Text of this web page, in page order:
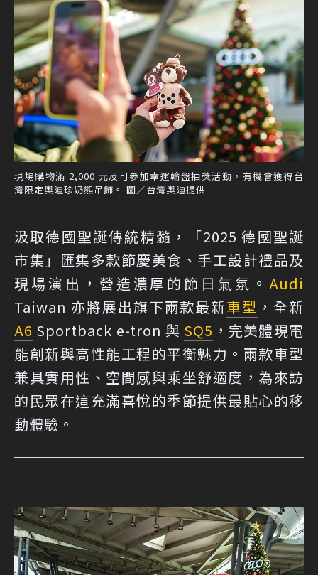
現場購物滿 2,000 元及可參加幸運輪盤抽獎活動，有機會獲得台
灣限定奧迪珍奶熊吊飾。 圖／台灣奧迪提供
汲取德國聖誕傳統精髓，「2025 德國聖誕
市集」匯集多款節慶美食、手工設計禮品及
現場演出，營造濃厚的節日氣氛。 Audi
Taiwan 亦將展出旗下兩款最新車型 ，全新
A6 Sportback e-tron 與 SQ5 ，完美體現電
能創新與高性能工程的平衡魅力。兩款車型
兼具實用性、空間感與乘坐舒適度，為來訪
的民眾在這充滿喜悅的季節提供最貼心的移
動體驗。